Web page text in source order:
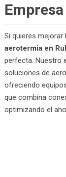
Si quieres mejorar
aerotermia en
perfecta. Nuestro
soluciones de
ofreciendo
que combina
optimizando el